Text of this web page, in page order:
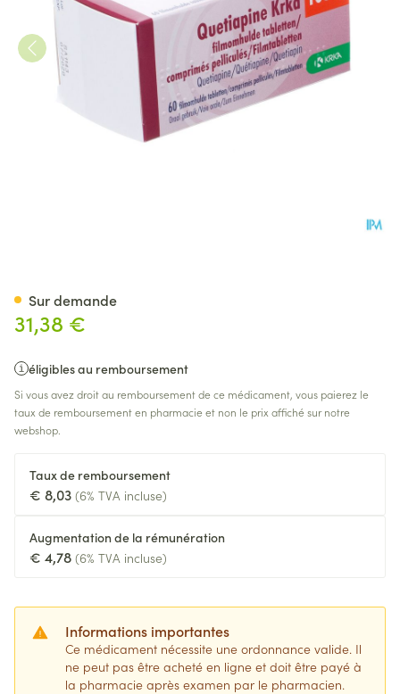
31,38 €
éligibles au remboursement
Si vous avez droit au remboursement de ce médicament, vous paierez le
taux de remboursement en pharmacie et non le prix affiché sur notre
webshop.
Taux de remboursement
€ 8,03 (6% TVA incluse)
Augmentation de la rémunération
€ 4,78 (6% TVA incluse)
Informations importantes
Ce médicament nécessite une ordonnance valide. Il
ne peut pas être acheté en ligne et doit être payé à
la pharmacie après examen par le pharmacien.
Sur demande